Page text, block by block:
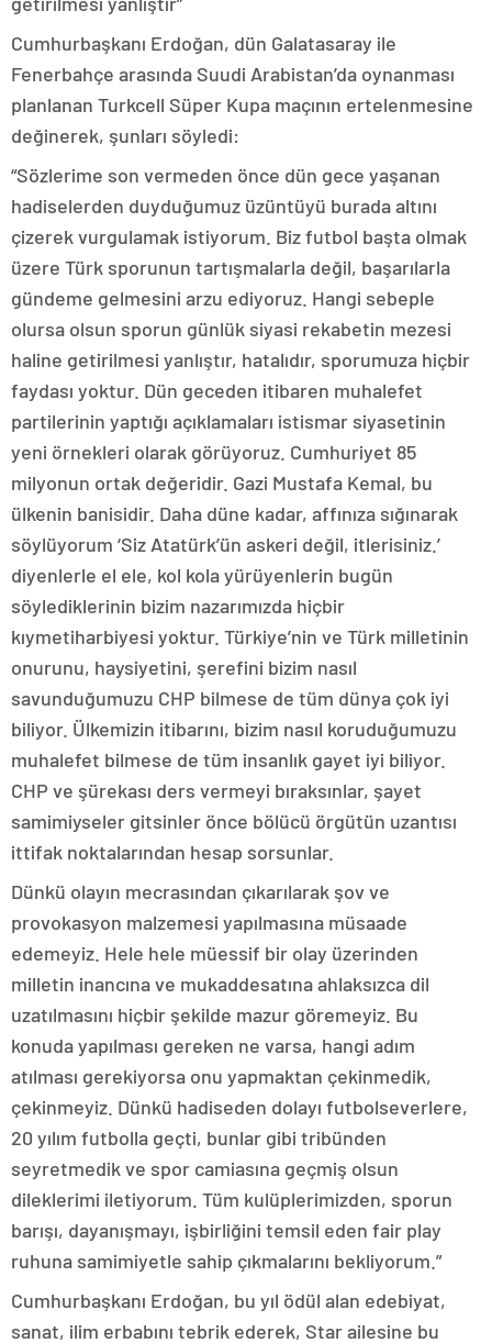
Cumhurbaşkanı Erdoğan, dün Galatasaray ile
Fenerbahçe arasında Suudi Arabistan’da oynanması
planlanan Turkcell Süper Kupa maçının ertelenmesine
değinerek, şunları söyledi:
“Sözlerime son vermeden önce dün gece yaşanan
hadiselerden duyduğumuz üzüntüyü burada altını
çizerek vurgulamak istiyorum. Biz futbol başta olmak
üzere Türk sporunun tartışmalarla değil, başarılarla
gündeme gelmesini arzu ediyoruz. Hangi sebeple
olursa olsun sporun günlük siyasi rekabetin mezesi
haline getirilmesi yanlıştır, hatalıdır, sporumuza hiçbir
faydası yoktur. Dün geceden itibaren muhalefet
partilerinin yaptığı açıklamaları istismar siyasetinin
yeni örnekleri olarak görüyoruz. Cumhuriyet 85
milyonun ortak değeridir. Gazi Mustafa Kemal, bu
ülkenin banisidir. Daha düne kadar, affınıza sığınarak
söylüyorum ‘Siz Atatürk’ün askeri değil, itlerisiniz.’
diyenlerle el ele, kol kola yürüyenlerin bugün
söylediklerinin bizim nazarımızda hiçbir
kıymetiharbiyesi yoktur. Türkiye’nin ve Türk milletinin
onurunu, haysiyetini, şerefini bizim nasıl
savunduğumuzu CHP bilmese de tüm dünya çok iyi
biliyor. Ülkemizin itibarını, bizim nasıl koruduğumuzu
muhalefet bilmese de tüm insanlık gayet iyi biliyor.
CHP ve şürekası ders vermeyi bıraksınlar, şayet
samimiyseler gitsinler önce bölücü örgütün uzantısı
ittifak noktalarından hesap sorsunlar.
Dünkü olayın mecrasından çıkarılarak şov ve
provokasyon malzemesi yapılmasına müsaade
edemeyiz. Hele hele müessif bir olay üzerinden
milletin inancına ve mukaddesatına ahlaksızca dil
uzatılmasını hiçbir şekilde mazur göremeyiz. Bu
konuda yapılması gereken ne varsa, hangi adım
atılması gerekiyorsa onu yapmaktan çekinmedik,
çekinmeyiz. Dünkü hadiseden dolayı futbolseverlere,
20 yılım futbolla geçti, bunlar gibi tribünden
seyretmedik ve spor camiasına geçmiş olsun
dileklerimi iletiyorum. Tüm kulüplerimizden, sporun
barışı, dayanışmayı, işbirliğini temsil eden fair play
ruhuna samimiyetle sahip çıkmalarını bekliyorum.”
Cumhurbaşkanı Erdoğan, bu yıl ödül alan edebiyat,
sanat, ilim erbabını tebrik ederek, Star ailesine bu